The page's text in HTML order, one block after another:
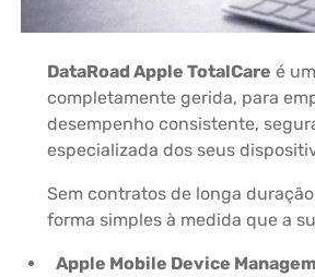
DataRoad Apple TotalCare é
completamente gerida, para
desempenho consistente,
especializada dos seus
Sem contratos de longa
forma simples à medida que a
Apple Mobile Device